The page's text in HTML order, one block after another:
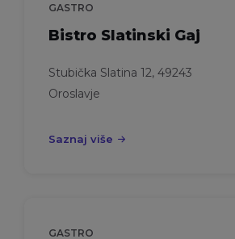
GASTRO
Bistro Slatinski Gaj
Stubička Slatina 12, 49243
Oroslavje
Saznaj više
GASTRO